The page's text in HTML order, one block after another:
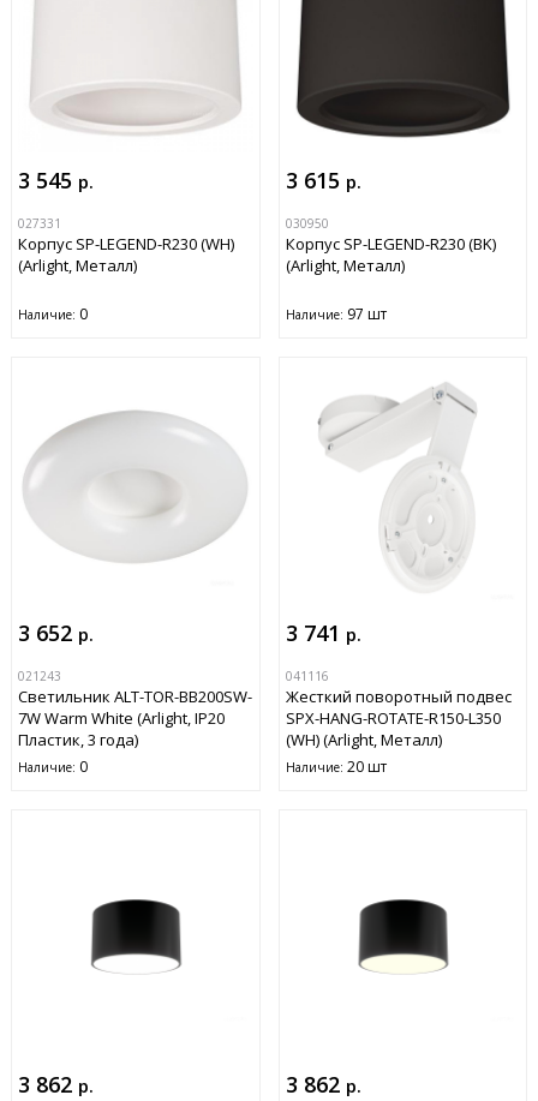
3 545 р.
027331
Корпус SP-LEGEND-R230 (WH)
(Arlight, Металл)
Наличие: 0
3 615 р.
030950
Корпус SP-LEGEND-R230 (BK)
(Arlight, Металл)
Наличие: 97 шт
3 652 р.
021243
Светильник ALT-TOR-BB200SW-
7W Warm White (Arlight, IP20
Пластик, 3 года)
Наличие: 0
3 741 р.
041116
Жесткий поворотный подвес
SPX-HANG-ROTATE-R150-L350
(WH) (Arlight, Металл)
Наличие: 20 шт
3 862 р. 3 862 р.